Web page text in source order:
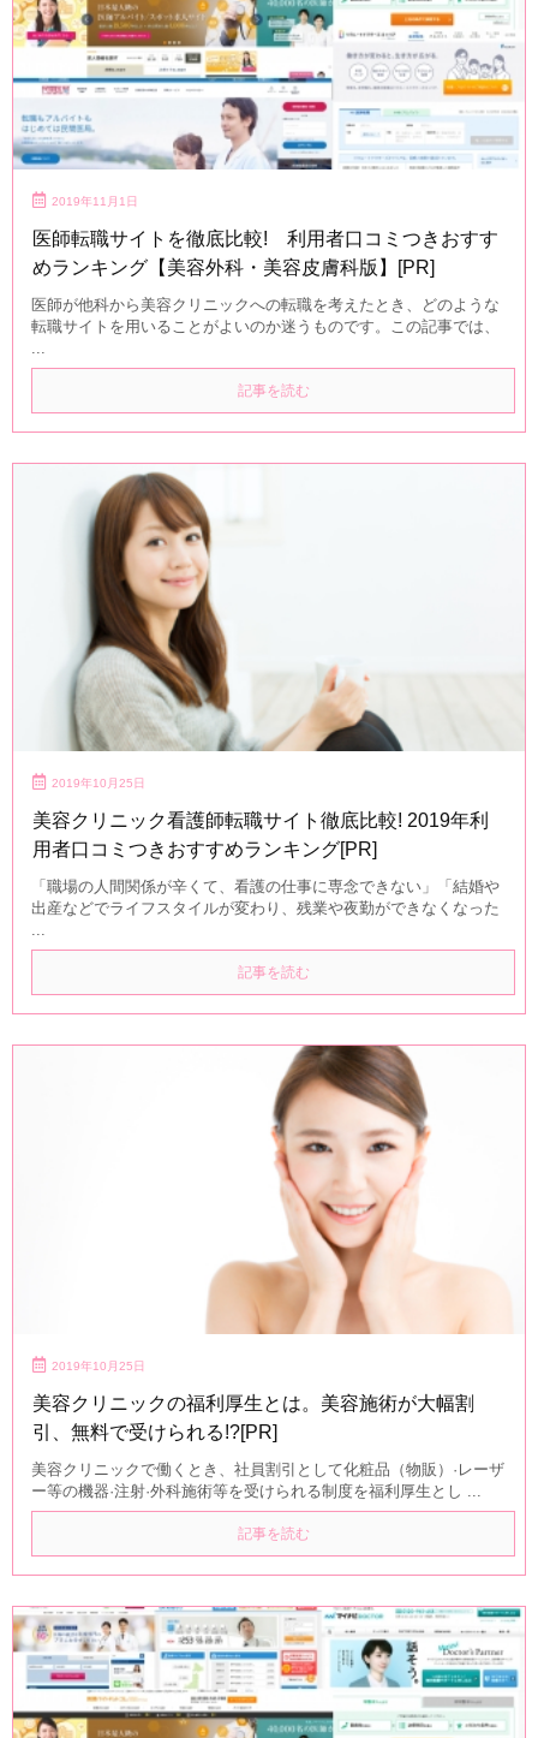
2019年11月1日
医師転職サイトを徹底比較! 利用者口コミつきおすす
めランキング【美容外科・美容皮膚科版】[PR]
医師が他科から美容クリニックへの転職を考えたとき、どのような
転職サイトを用いることがよいのか迷うものです。この記事では、
記事を読む
2019年10月25日
美容クリニック看護師転職サイト徹底比較! 2019年利
用者口コミつきおすすめランキング[PR]
「職場の人間関係が辛くて、看護の仕事に専念できない」「結婚や
出産などでライフスタイルが変わり、残業や夜勤ができなくなった
...
記事を読む
2019年10月25日
美容クリニックの福利厚生とは。美容施術が大幅割
引、無料で受けられる!?[PR]
美容クリニックで働くとき、社員割引として化粧品（物販）·レーザ
ー等の機器·注射·外科施術等を受けられる制度を福利厚生とし ...
記事を読む